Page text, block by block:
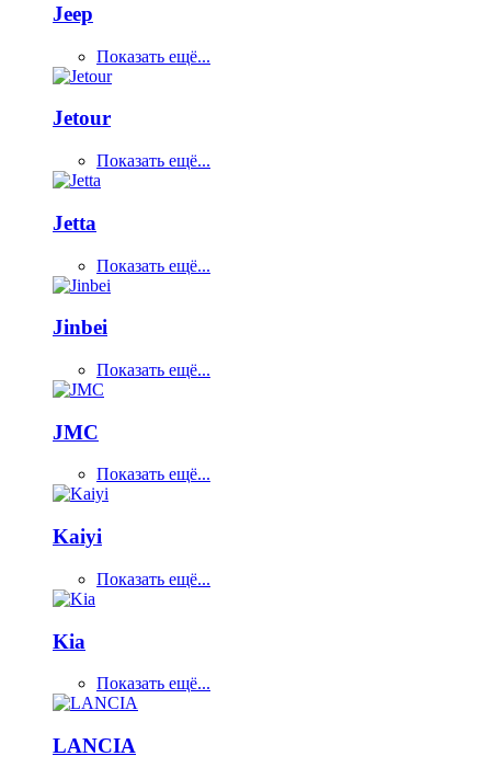
Jeep
Показать ещё...
Jetour
Показать ещё...
Jetta
Показать ещё...
Jinbei
Показать ещё...
JMC
Показать ещё...
Kaiyi
Показать ещё...
Kia
Показать ещё...
LANCIA